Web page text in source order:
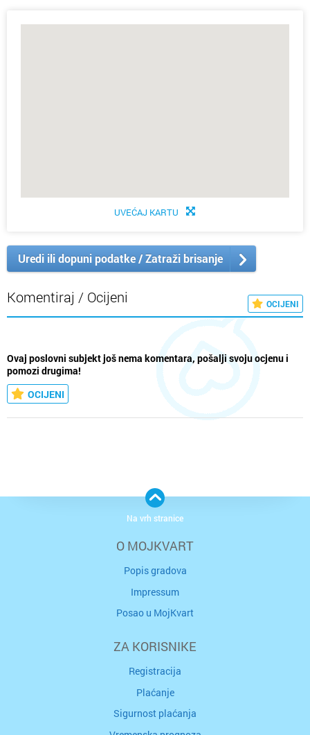
UVEĆAJ KARTU
Uredi ili dopuni podatke / Zatraži brisanje
Komentiraj / Ocijeni OCIJENI
Ovaj poslovni subjekt još nema komentara, pošalji svoju ocjenu i
pomozi drugima!
OCIJENI
O MOJKVART
Popis gradova
Impressum
Posao u MojKvart
ZA KORISNIKE
Registracija
Plaćanje
Sigurnost plaćanja
Na vrh stranice